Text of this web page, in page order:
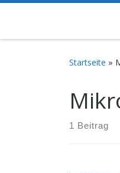
Startseite »
1 Beitrag